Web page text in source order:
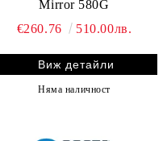
Mirror 580G
€260.76
510.00лв.
Виж детайли
Няма наличност